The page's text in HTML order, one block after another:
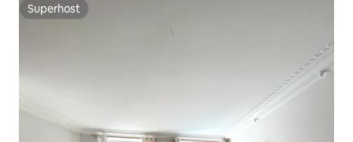
Superhost
Superhost